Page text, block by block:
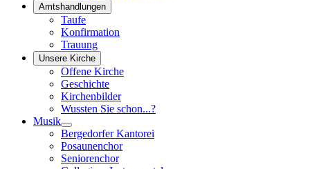
Amtshandlungen
Taufe
Konfirmation
Trauung
Unsere Kirche
Offene Kirche
Geschichte
Kirchenbilder
Wussten Sie schon...?
Musik
Bergedorfer Kantorei
Posaunenchor
Seniorenchor